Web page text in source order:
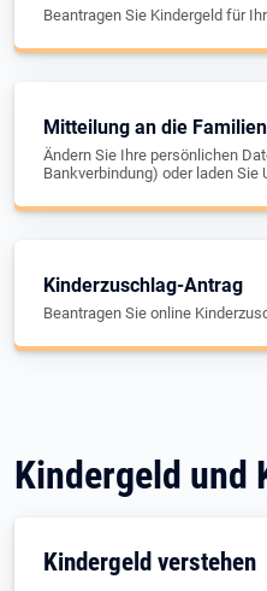
Beantragen Sie Kindergeld für
Mitteilung an die
Ändern Sie Ihre persönlichen
Bankverbindung) oder laden Sie
Kinderzuschlag-Antrag
Beantragen Sie online
Kindergeld und
Kindergeld verstehen